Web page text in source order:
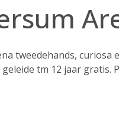
tweedehands, curiosa
tm 12 jaar gratis.